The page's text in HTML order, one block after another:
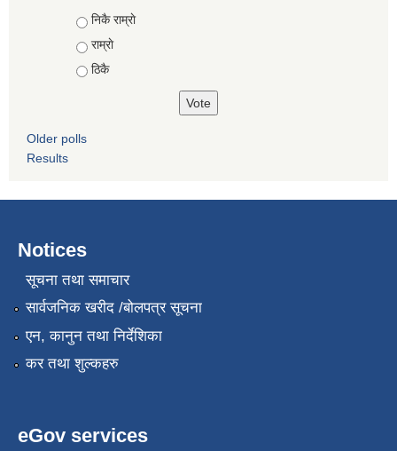
Choices
निकै राम्राे
राम्राे
ठिकै
Older polls
Results
Notices
सूचना तथा समाचार
सार्वजनिक खरीद /बोलपत्र सूचना
एन, कानुन तथा निर्देशिका
कर तथा शुल्कहरु
eGov services